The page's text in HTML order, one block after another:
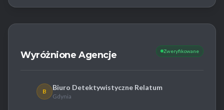
Wyróżnione Agencje Zweryfikowane
B Biuro Detektywistyczne Relatum
Gdynia